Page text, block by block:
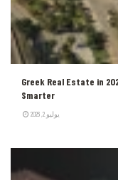
Greek Real Estate in
Smarter
يوليو 2, 2026